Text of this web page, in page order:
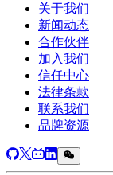
关于我们
新闻动态
合作伙伴
加入我们
信任中心
法律条款
联系我们
品牌资源